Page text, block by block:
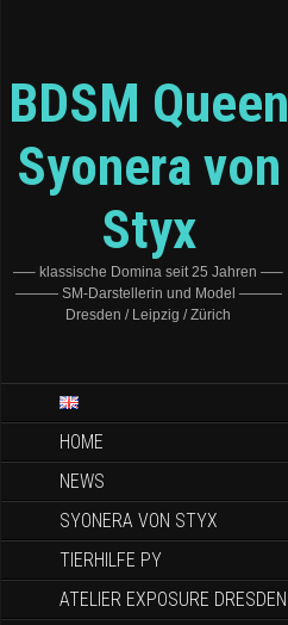
BDSM Queen
Syonera von
Styx
—– klassische Domina seit 25 Jahren —–
——— SM-Darstellerin und Model ———
Dresden / Leipzig / Zürich
HOME
NEWS
SYONERA VON STYX
TIERHILFE PY
ATELIER EXPOSURE DRESDEN